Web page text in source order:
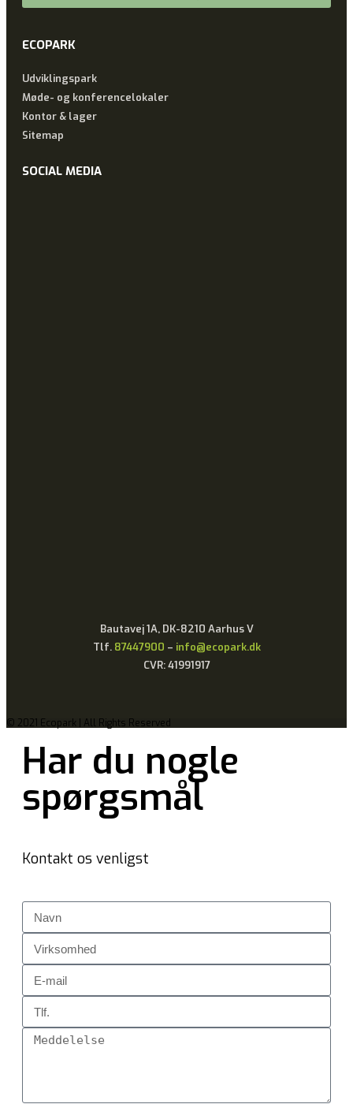
ECOPARK
Udviklingspark
Møde- og konferencelokaler
Kontor & lager
Sitemap
SOCIAL MEDIA
Bautavej 1A, DK-8210 Aarhus V
Tlf. 87447900 – info@ecopark.dk
CVR: 41991917
© 2021 Ecopark | All Rights Reserved
Har du nogle
spørgsmål
Kontakt os venligst